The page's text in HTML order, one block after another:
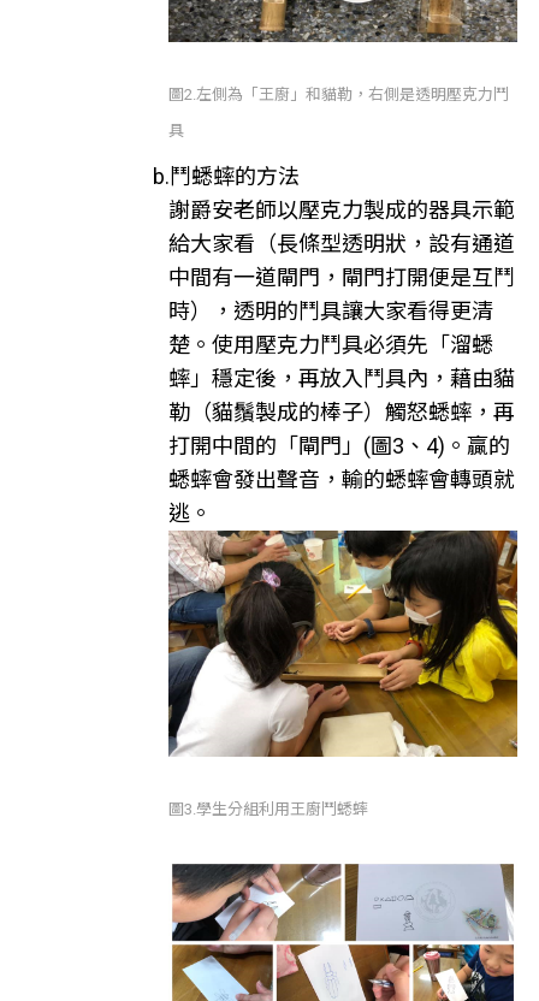
圖2.左側為「王廚」和貓勒，右側是透明壓克力鬥
具
b.鬥蟋蟀的方法
謝爵安老師以壓克力製成的器具示範
給大家看（長條型透明狀，設有通道
中間有一道閘門，閘門打開便是互鬥
時），透明的鬥具讓大家看得更清
楚。使用壓克力鬥具必須先「溜蟋
蟀」穩定後，再放入鬥具內，藉由貓
勒（貓鬚製成的棒子）觸怒蟋蟀，再
打開中間的「閘門」(圖3、4)。贏的
蟋蟀會發出聲音，輸的蟋蟀會轉頭就
逃。
圖3.學生分組利用王廚鬥蟋蟀